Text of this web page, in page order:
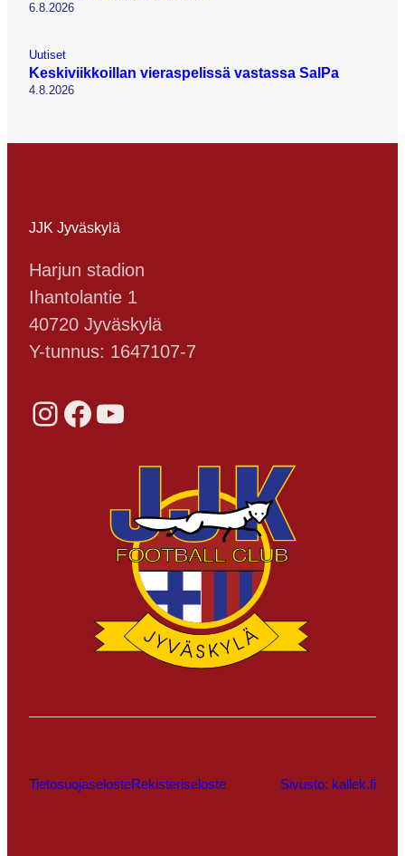
6.8.2026
Uutiset
Keskiviikkoillan vieraspelissä vastassa SalPa
4.8.2026
JJK Jyväskylä
Harjun stadion
Ihantolantie 1
40720 Jyväskylä
Y-tunnus: 1647107-7
Instagram Facebook YouTube
TietosuojaselosteRekisteriseloste Sivusto: kallek.fi